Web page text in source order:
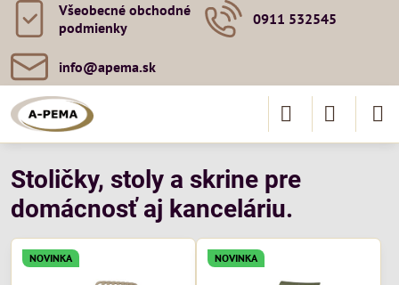
Všeobecné obchodné
podmienky
0911 532545
info​@apema​.sk
Stoličky, stoly a skrine pre
domácnosť aj kanceláriu.
NOVINKA NOVINKA